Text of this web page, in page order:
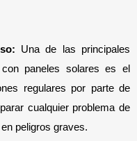
Una de las principales
paneles solares es el
regulares por parte de
cualquier problema de
peligros graves.